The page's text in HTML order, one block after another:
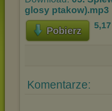
glosy ptakow).mp3
Pobierz
Komentarze: